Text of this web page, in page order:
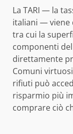
La TARI — la
italiani — viene
tra cui la
componenti
direttamente
Comuni
rifiuti può
risparmio più
comprare ciò